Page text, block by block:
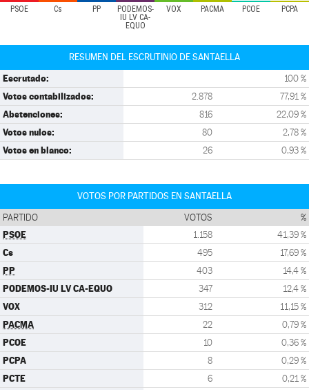
PSOE Cs PP
PODEMOS-
IU LV CA-
EQUO
VOX PACMA PCOE PCPA
RESUMEN DEL ESCRUTINIO DE SANTAELLA
Escrutado: 100 %
Votos contabilizados: 2.878 77,91 %
Abstenciones: 816 22,09 %
Votos nulos: 80 2,78 %
Votos en blanco: 26 0,93 %
VOTOS POR PARTIDOS EN SANTAELLA
PARTIDO VOTOS %
PSOE 1.158 41,39 %
Cs 495 17,69 %
PP 403 14,4 %
PODEMOS-IU LV CA-EQUO 347 12,4 %
VOX 312 11,15 %
PACMA 22 0,79 %
PCOE 10 0,36 %
PCPA 8 0,29 %
PCTE 6 0,21 %